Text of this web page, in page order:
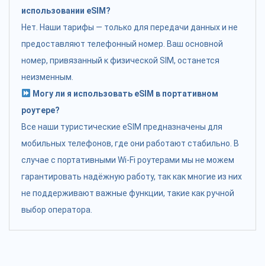
использовании eSIM?
Нет. Наши тарифы — только для передачи данных и не
предоставляют телефонный номер. Ваш основной
номер, привязанный к физической SIM, останется
неизменным.
Могу ли я использовать eSIM в портативном
роутере?
Все наши туристические eSIM предназначены для
мобильных телефонов, где они работают стабильно. В
случае с портативными Wi-Fi роутерами мы не можем
гарантировать надёжную работу, так как многие из них
не поддерживают важные функции, такие как ручной
выбор оператора.